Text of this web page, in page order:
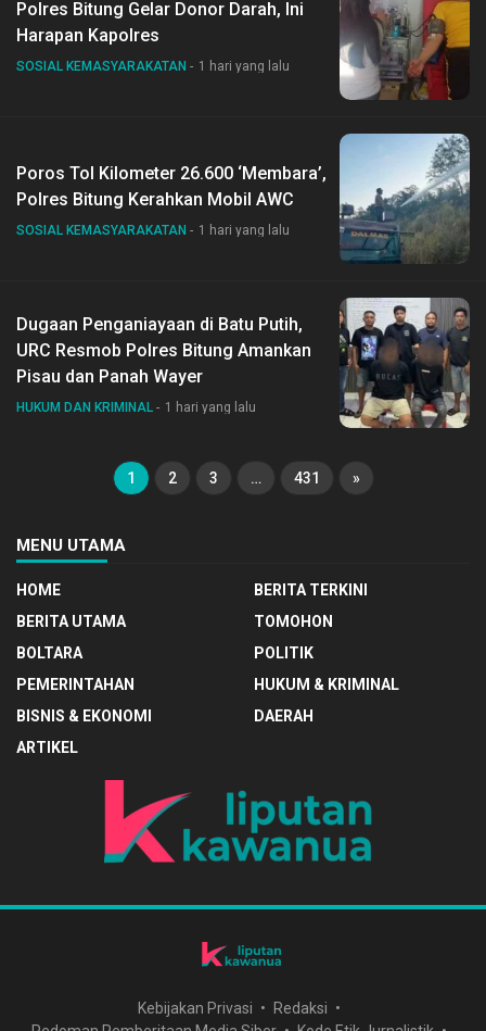
Polres Bitung Gelar Donor Darah, Ini
Harapan Kapolres
SOSIAL KEMASYARAKATAN 1 hari yang lalu
Poros Tol Kilometer 26.600 ‘Membara’,
Polres Bitung Kerahkan Mobil AWC
SOSIAL KEMASYARAKATAN 1 hari yang lalu
Dugaan Penganiayaan di Batu Putih,
URC Resmob Polres Bitung Amankan
Pisau dan Panah Wayer
HUKUM DAN KRIMINAL 1 hari yang lalu
1 2 3 … 431 »
MENU UTAMA
HOME
BERITA TERKINI
BERITA UTAMA
TOMOHON
BOLTARA
POLITIK
PEMERINTAHAN
HUKUM & KRIMINAL
BISNIS & EKONOMI
DAERAH
ARTIKEL
Kebijakan Privasi
Redaksi